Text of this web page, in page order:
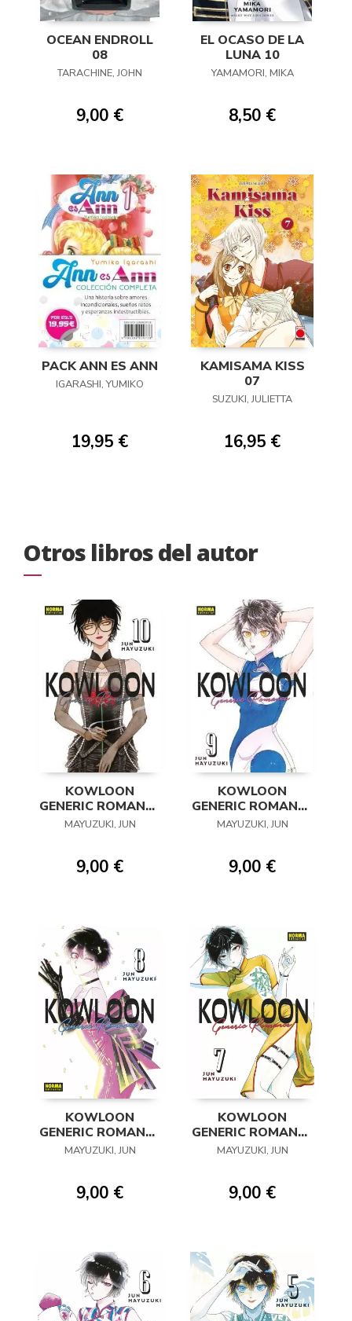
OCEAN ENDROLL
08
TARACHINE, JOHN
9,00 €
EL OCASO DE LA
LUNA 10
YAMAMORI, MIKA
8,50 €
PACK ANN ES ANN
IGARASHI, YUMIKO
19,95 €
KAMISAMA KISS
07
SUZUKI, JULIETTA
16,95 €
Otros libros del autor
KOWLOON
GENERIC ROMANCE
10
MAYUZUKI, JUN
9,00 €
KOWLOON
GENERIC ROMANCE
09
MAYUZUKI, JUN
9,00 €
KOWLOON
GENERIC ROMANCE
08
MAYUZUKI, JUN
9,00 €
KOWLOON
GENERIC ROMANCE
07
MAYUZUKI, JUN
9,00 €